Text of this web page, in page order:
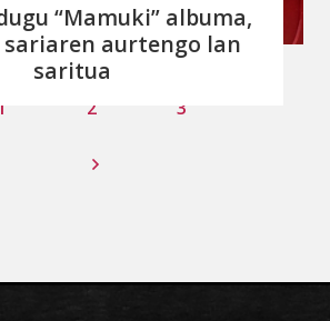
“Mamuki” albuma,
sariaren aurtengo lan
saritua
1 2 3